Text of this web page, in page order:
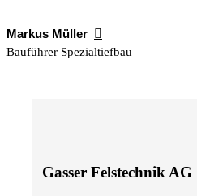
Markus Müller 
Bauführer Spezialtiefbau
Gasser Felstechnik AG